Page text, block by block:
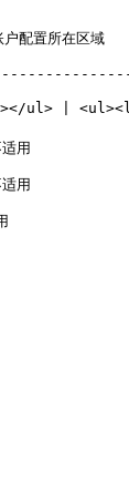
所在区域
ul> |
用
用